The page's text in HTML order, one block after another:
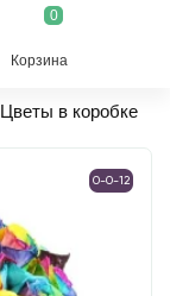
0
Корзина
Цветы в коробке
0-0-12